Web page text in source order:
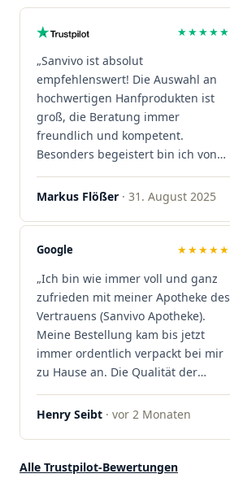
★★★★★
„Sanvivo ist absolut
empfehlenswert! Die Auswahl an
hochwertigen Hanfprodukten ist
groß, die Beratung immer
freundlich und kompetent.
Besonders begeistert bin ich von
der schnellen Rezeptannahme –
alles läuft unkompliziert und
sind extrem zügig, was mir jedes
Mal viel Zeit spart. Man merkt,
Kundenzufriedenheit an erster
Stelle stehen. Vielen Dank an das
Team von Sanvivo – ich bin
rundum begeistert!"
Markus Flößer · 31. August 2025
Google ★★★★★
„Ich bin wie immer voll und ganz
zufrieden mit meiner Apotheke des
Vertrauens (Sanvivo Apotheke).
Meine Bestellung kam bis jetzt
immer ordentlich verpackt bei mir
zu Hause an. Die Qualität der
Blüten ist auch immer auf einem
hohen Niveau, die Auswahl ist
ordentlich gelagert, ich hatte nur
Henry Seibt · vor 2 Monaten
Alle Trustpilot-Bewertungen